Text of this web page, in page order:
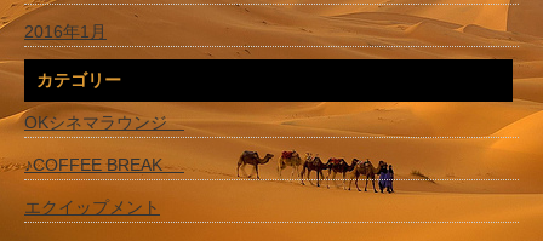
2016年1月
カテゴリー
OKシネマラウンジ
♪COFFEE BREAK
エクイップメント